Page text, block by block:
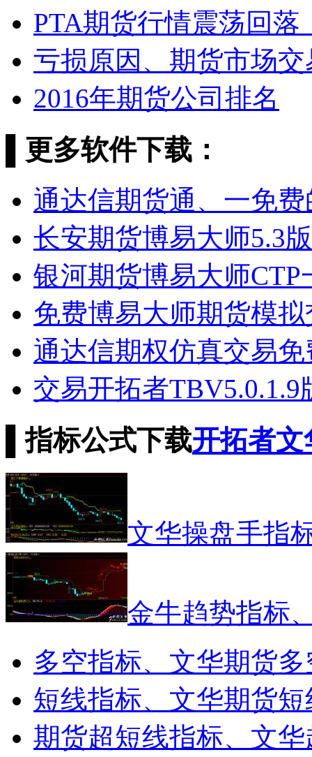
PTA期货行情震荡回落
亏损原因、期货市场
2016年期货公司排名
更多软件下载：
通达信期货通、一免
长安期货博易大师5.3
银河期货博易大师CTP
免费博易大师期货模
通达信期权仿真交易
交易开拓者TBV5.0.1.9
▌指标公式下载开拓者文
文华操盘手指
金牛趋势指标
多空指标、文华期货
短线指标、文华期货
期货超短线指标、文